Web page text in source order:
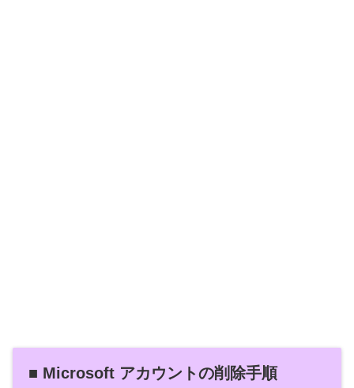
■ Microsoft アカウントの削除手順